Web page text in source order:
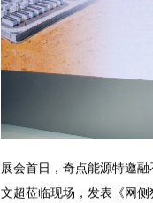
展会首日，奇点能源特邀
文超莅临现场，发表《网